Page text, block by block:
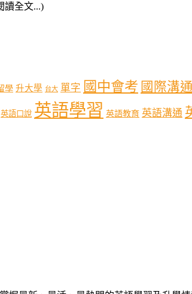
讀全文...)
學 升大學 台大 單字 國中會考 國際溝通
英語口說 英語學習 英語教育 英語溝通